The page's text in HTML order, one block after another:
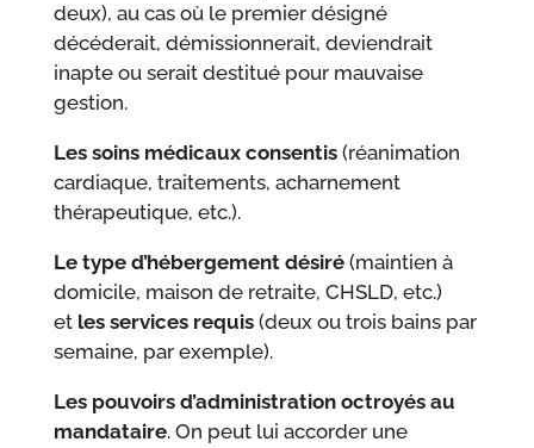
deux), au cas où le premier désigné
décéderait, démissionnerait, deviendrait
inapte ou serait destitué pour mauvaise
gestion.
Les soins médicaux consentis(réanimation
cardiaque, traitements, acharnement
thérapeutique, etc.).
Le type d’hébergement désiré(maintien à
domicile, maison de retraite, CHSLD, etc.)
et les services requis(deux ou trois bains par
semaine, par exemple).
Les pouvoirs d’administration octroyés au
mandataire. On peut lui accorder une